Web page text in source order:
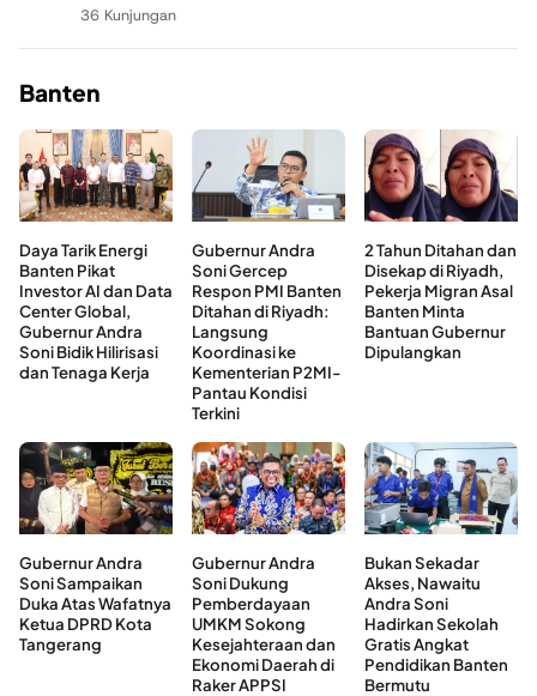
36 Kunjungan
Banten
Daya Tarik Energi
Banten Pikat
Investor AI dan Data
Center Global,
Gubernur Andra
Soni Bidik Hilirisasi
dan Tenaga Kerja
Gubernur Andra
Soni Gercep
Respon PMI Banten
Ditahan di Riyadh:
Langsung
Koordinasi ke
Kementerian P2MI-
Pantau Kondisi
Terkini
2 Tahun Ditahan dan
Disekap di Riyadh,
Pekerja Migran Asal
Banten Minta
Bantuan Gubernur
Dipulangkan
Gubernur Andra
Soni Sampaikan
Duka Atas Wafatnya
Ketua DPRD Kota
Tangerang
Gubernur Andra
Soni Dukung
Pemberdayaan
UMKM Sokong
Kesejahteraan dan
Ekonomi Daerah di
Raker APPSI
Bukan Sekadar
Akses, Nawaitu
Andra Soni
Hadirkan Sekolah
Gratis Angkat
Pendidikan Banten
Bermutu